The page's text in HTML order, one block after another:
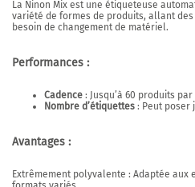
La Ninon Mix est une étiqueteuse
variété de formes de produits, allant
besoin de changement de matériel.
Performances :
Cadence : Jusqu’à 60 produits
Nombre d’étiquettes : Peut poser
Avantages :
Extrêmement polyvalente : Adaptée aux